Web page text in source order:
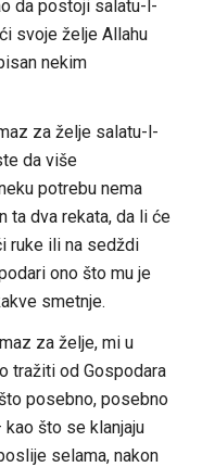
da postoji salatu-l-
svoje želje Allahu
nekim
za želje salatu-l-
da više
potrebu nema
ta dva rekata, da li će
ruke ili na sedždi
ono što mu je
smetnje.
za želje, mi u
tražiti od Gospodara
posebno, posebno
što se klanjaju
selama, nakon